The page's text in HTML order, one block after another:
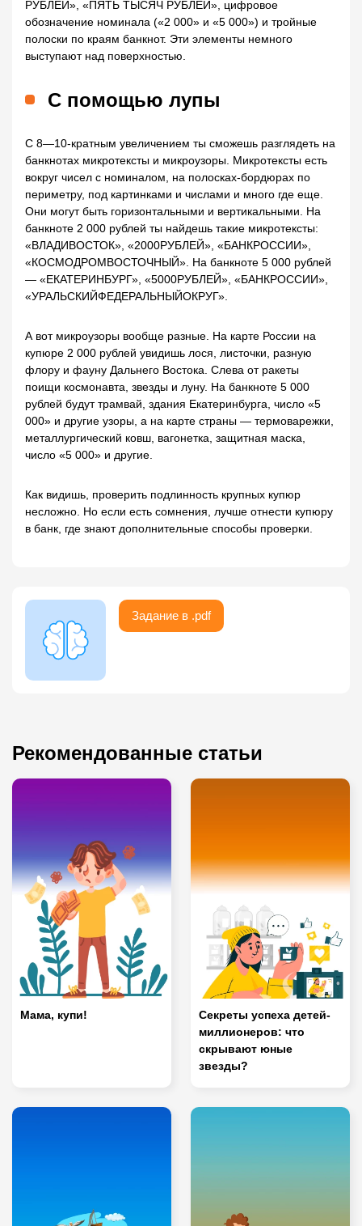
РУБЛЕЙ», «ПЯТЬ ТЫСЯЧ РУБЛЕЙ», цифровое
обозначение номинала («2 000» и «5 000») и тройные
полоски по краям банкнот. Эти элементы немного
выступают над поверхностью.
С помощью лупы
С 8—10-кратным увеличением ты сможешь разглядеть на
банкнотах микротексты и микроузоры. Микротексты есть
вокруг чисел с номиналом, на полосках-бордюрах по
периметру, под картинками и числами и много где еще.
Они могут быть горизонтальными и вертикальными. На
банкноте 2 000 рублей ты найдешь такие микротексты:
«ВЛАДИВОСТОК», «2000РУБЛЕЙ», «БАНКРОССИИ»,
«КОСМОДРОМВОСТОЧНЫЙ». На банкноте 5 000 рублей
— «ЕКАТЕРИНБУРГ», «5000РУБЛЕЙ», «БАНКРОССИИ»,
«УРАЛЬСКИЙФЕДЕРАЛЬНЫЙОКРУГ».
А вот микроузоры вообще разные. На карте России на
купюре 2 000 рублей увидишь лося, листочки, разную
флору и фауну Дальнего Востока. Слева от ракеты
поищи космонавта, звезды и луну. На банкноте 5 000
рублей будут трамвай, здания Екатеринбурга, число «5
000» и другие узоры, а на карте страны — термоварежки,
металлургический ковш, вагонетка, защитная маска,
число «5 000» и другие.
Как видишь, проверить подлинность крупных купюр
несложно. Но если есть сомнения, лучше отнести купюру
в банк, где знают дополнительные способы проверки.
Задание в .pdf
Рекомендованные статьи
Мама, купи!
Секреты успеха детей-
миллионеров: что
скрывают юные
звезды?